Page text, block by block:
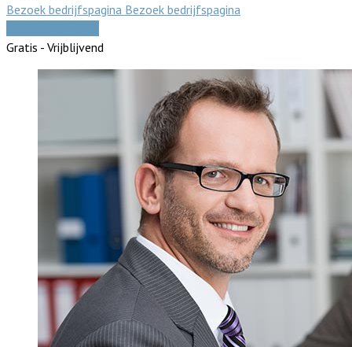
Bezoek bedrijfspagina Bezoek bedrijfspagina
Gratis - Vrijblijvend